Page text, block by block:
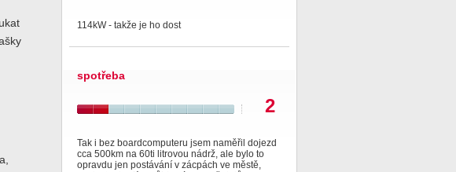
114kW - takže je ho dost
spotřeba
2
Tak i bez boardcomputeru jsem naměřil dojezd
cca 500km na 60ti litrovou nádrž, ale bylo to
opravdu jen postávání v zácpách ve městě,